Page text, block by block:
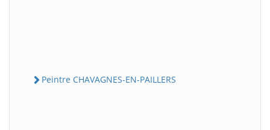
Peintre CHAVAGNES-EN-PAILLERS